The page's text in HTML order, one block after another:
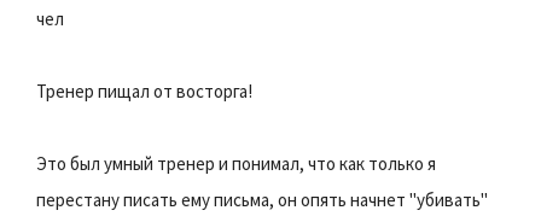
чел
Тренер пищал от восторга!
Это был умный тренер и понимал, что как только я
перестану писать ему письма, он опять начнет "убивать"